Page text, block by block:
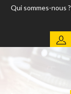
Qui sommes-nous ?